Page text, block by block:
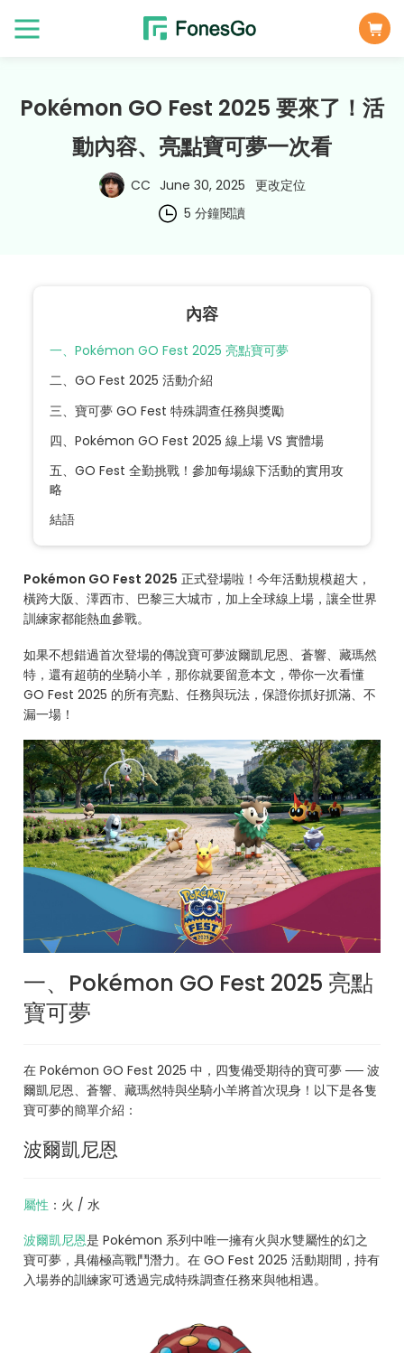
Pokémon GO Fest 2025 要來了！活
動內容、亮點寶可夢一次看
CC June 30, 2025 更改定位
5 分鐘閱讀
內容
一、Pokémon GO Fest 2025 亮點寶可夢
二、GO Fest 2025 活動介紹
三、寶可夢 GO Fest 特殊調查任務與獎勵
四、Pokémon GO Fest 2025 線上場 VS 實體場
五、GO Fest 全勤挑戰！參加每場線下活動的實用攻
略
結語
Pokémon GO Fest 2025 正式登場啦！今年活動規模超大，
橫跨大阪、澤西市、巴黎三大城市，加上全球線上場，讓全世界
訓練家都能熱血參戰。
如果不想錯過首次登場的傳說寶可夢波爾凱尼恩、蒼響、藏瑪然
特，還有超萌的坐騎小羊，那你就要留意本文，帶你一次看懂
GO Fest 2025 的所有亮點、任務與玩法，保證你抓好抓滿、不
漏一場！
一、Pokémon GO Fest 2025 亮點
寶可夢
在 Pokémon GO Fest 2025 中，四隻備受期待的寶可夢 ── 波
爾凱尼恩、蒼響、藏瑪然特與坐騎小羊將首次現身！以下是各隻
寶可夢的簡單介紹：
波爾凱尼恩
屬性 ：火 / 水
波爾凱尼恩是 Pokémon 系列中唯一擁有火與水雙屬性的幻之
寶可夢，具備極高戰鬥潛力。在 GO Fest 2025 活動期間，持有
入場券的訓練家可透過完成特殊調查任務來與牠相遇。